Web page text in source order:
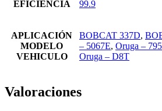
EFICIENCIA 99.9
APLICACIÓN
MODELO
VEHICULO
BOBCAT 337D,
– 5067E, Oruga –
Oruga – D8T
Valoraciones